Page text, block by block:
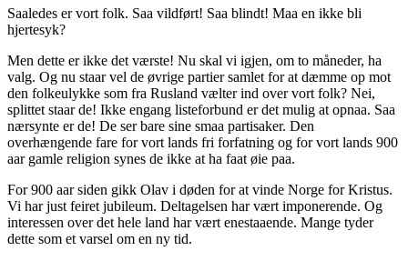
Saaledes er vort folk. Saa vildført! Saa blindt! Maa en ikke bli
hjertesyk?
Men dette er ikke det værste! Nu skal vi igjen, om to måneder, ha
valg. Og nu staar vel de øvrige partier samlet for at dæmme op mot
den folkeulykke som fra Rusland vælter ind over vort folk? Nei,
splittet staar de! Ikke engang listeforbund er det mulig at opnaa. Saa
nærsynte er de! De ser bare sine smaa partisaker. Den
overhængende fare for vort lands fri forfatning og for vort lands 900
aar gamle religion synes de ikke at ha faat øie paa.
For 900 aar siden gikk Olav i døden for at vinde Norge for Kristus.
Vi har just feiret jubileum. Deltagelsen har vært imponerende. Og
interessen over det hele land har vært enestaaende. Mange tyder
dette som et varsel om en ny tid.